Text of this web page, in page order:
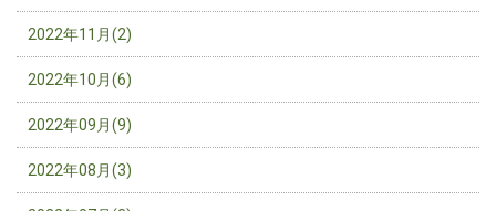
2022年11月(2)
2022年10月(6)
2022年09月(9)
2022年08月(3)